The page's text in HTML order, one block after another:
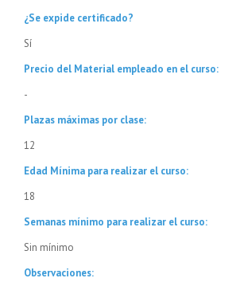
¿Se expide certificado?
Sí
Precio del Material empleado en el curso:
-
Plazas máximas por clase:
12
Edad Mínima para realizar el curso:
18
Semanas mínimo para realizar el curso:
Sin mínimo
Observaciones: